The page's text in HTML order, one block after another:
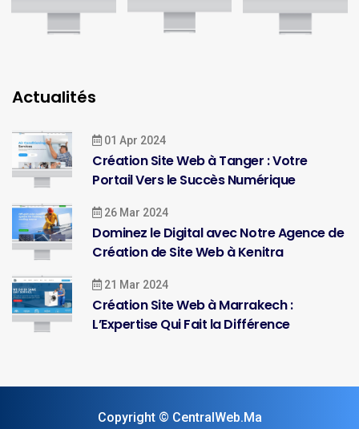
Actualités
01 Apr 2024
Création Site Web à Tanger : Votre
Portail Vers le Succès Numérique
26 Mar 2024
Dominez le Digital avec Notre Agence de
Création de Site Web à Kenitra
21 Mar 2024
Création Site Web à Marrakech :
L’Expertise Qui Fait la Différence
Copyright © CentralWeb.Ma